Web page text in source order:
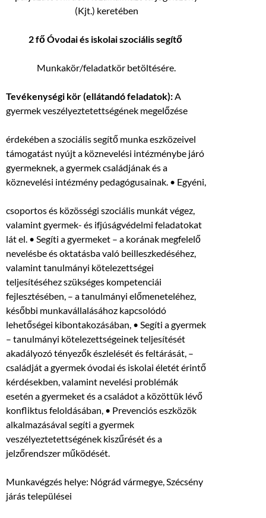
(Kjt.) keretében
2 fő Óvodai és iskolai szociális segítő
Munkakör/feladatkör betöltésére.
Tevékenységi kör (ellátandó feladatok):A
gyermek veszélyeztetettségének megelőzése
érdekében a szociális segítő munka eszközeivel
támogatást nyújt a köznevelési intézménybe járó
gyermeknek, a gyermek családjának és a
köznevelési intézmény pedagógusainak. • Egyéni,
csoportos és közösségi szociális munkát végez,
valamint gyermek- és ifjúságvédelmi feladatokat
lát el. • Segíti a gyermeket – a korának megfelelő
nevelésbe és oktatásba való beilleszkedéséhez,
valamint tanulmányi kötelezettségei
teljesítéséhez szükséges kompetenciái
fejlesztésében, – a tanulmányi előmeneteléhez,
későbbi munkavállalásához kapcsolódó
lehetőségei kibontakozásában, • Segíti a gyermek
– tanulmányi kötelezettségeinek teljesítését
akadályozó tényezők észlelését és feltárását, –
családját a gyermek óvodai és iskolai életét érintő
kérdésekben, valamint nevelési problémák
esetén a gyermeket és a családot a közöttük lévő
konfliktus feloldásában, • Prevenciós eszközök
alkalmazásával segíti a gyermek
veszélyeztetettségének kiszűrését és a
jelzőrendszer működését.
Munkavégzés helye: Nógrád vármegye, Szécsény
járás települései